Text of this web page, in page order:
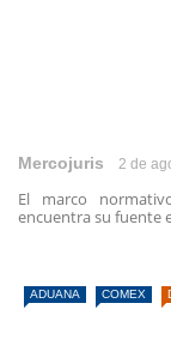
Mercojuris 2 de
El marco
encuentra su fuente
ADUANA COMEX